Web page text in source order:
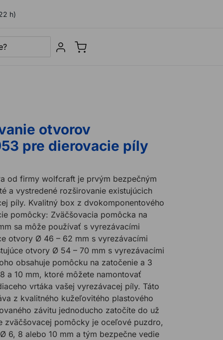
h)
Sign in
otvorov
pre dierovacie píly
od firmy wolfcraft je prvým bezpečným
a vystredené rozširovanie existujúcich
píly. Kvalitný box z dvokomponentového
pomôcky: Zväčšovacia pomôcka na
sa môže používať s vyrezávacími
otvory Ø 46 – 62 mm s vyrezávacími
otvory Ø 54 – 70 mm s vyrezávacími
obsahuje pomôcku na zatočenie a 3
a 10 mm, ktoré môžete namontovať
vrtáka vašej vyrezávacej píly. Táto
z kvalitného kužeľovitého plastového
závitu jednoducho zatočíte do už
zväčšovacej pomôcky je oceľové puzdro,
6, 8 alebo 10 mm a tým bezpečne vedie